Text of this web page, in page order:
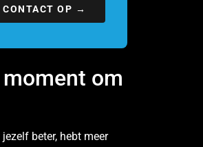
CONTACT OP →
om
beter, hebt meer